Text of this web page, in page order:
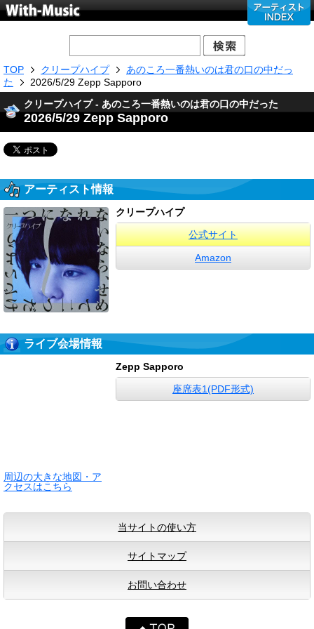
TOP クリープハイプ
あのころ一番熱いのは君の口の中だっ
た
2026/5/29 Zepp Sapporo
クリープハイプ - あのころ一番熱いのは君の口の中だった
2026/5/29 Zepp Sapporo
アーティスト情報
クリープハイプ
公式サイト
Amazon
ライブ会場情報
周辺の大きな地図・ア
クセスはこちら
Zepp Sapporo
座席表1(PDF形式)
当サイトの使い方
サイトマップ
お問い合わせ